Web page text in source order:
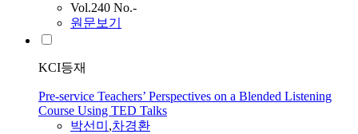
Vol.240 No.-
원문보기
KCI등재
Pre-service Teachers’ Perspectives on a Blended Listening
Course Using TED Talks
박선미 ,차경환